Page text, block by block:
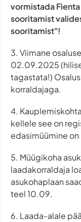
vormistada
sooritamist
sooritamist"!
3. Viimane
02.09.2025
tagastata!)
korraldajaga.
4.
kellele see on
edasimüümine
5. Müügikoha
laadakorraldaja
asukohaplaan
teel 10.09.
6. Laada-alale